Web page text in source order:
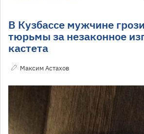
В Кузбассе мужчине
тюрьмы за незаконное
кастета
Максим Астахов